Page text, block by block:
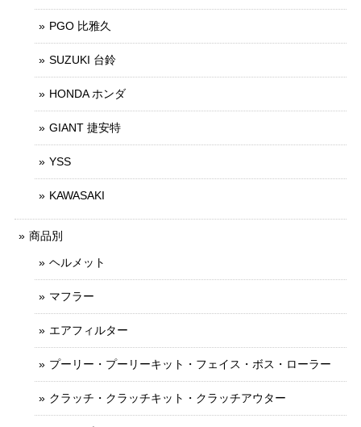
PGO 比雅久
SUZUKI 台鈴
HONDA ホンダ
GIANT 捷安特
YSS
KAWASAKI
商品別
ヘルメット
マフラー
エアフィルター
プーリー・プーリーキット・フェイス・ボス・ローラー
クラッチ・クラッチキット・クラッチアウター